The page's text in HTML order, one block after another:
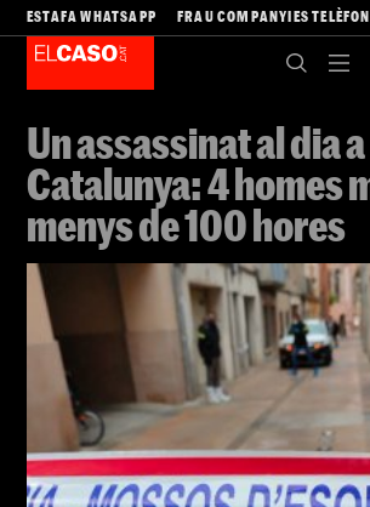
ESTAFA WHATSAPP FRAU COMPANYIES TELÈFON
Un assassinat al dia a
Catalunya: 4 homes
menys de 100 hores